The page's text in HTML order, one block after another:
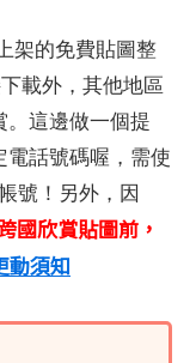
架的免費貼圖整
載外，其他地區
。這邊做一個提
電話號碼喔，需使
號！另外，因
國欣賞貼圖前，
動須知